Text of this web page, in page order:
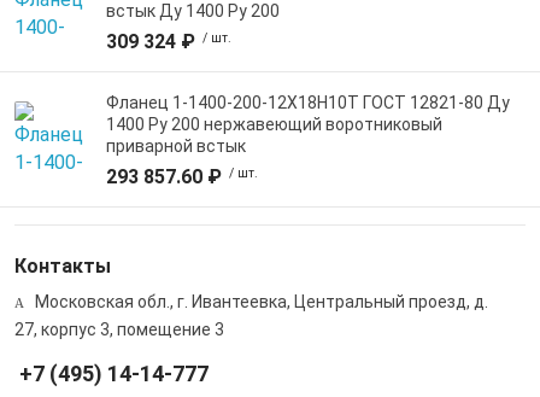
встык Ду 1400 Ру 200
309 324 ₽ / шт.
Фланец 1-1400-200-12Х18Н10Т ГОСТ 12821-80 Ду
1400 Ру 200 нержавеющий воротниковый
приварной встык
293 857.60 ₽ / шт.
Контакты
Московская обл., г. Ивантеевка, Центральный проезд, д.
27, корпус 3, помещение 3
+7 (495) 14-14-777